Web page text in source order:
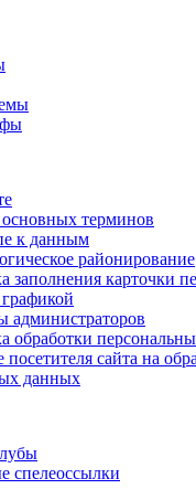
терминов
к данным
районирование
заполнения карточки
администраторов
обработки
посетителя сайта на
данных
спелеоссылки